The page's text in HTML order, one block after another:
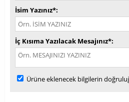
İsim Yazınız*
İç Kısıma Yazılacak Mesajınız*
Ürüne eklenecek bilgilerin